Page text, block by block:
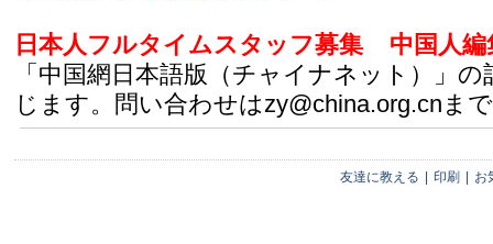
日本人フルタイムスタッフ募集
中国人
「中国網日本語版（チャイナネット）」
じます。問い合わせはzy@china.org.cnまで
友達に教える 印刷 お